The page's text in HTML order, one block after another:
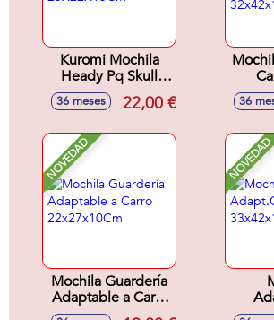
Kuromi Mochila
Heady Pq Skull
25X22X15Cm
36 meses 22,00 € 36
NOVEDAD
Mochila Guardería
Adaptable a Carro
22x27x10Cm
NOVEDAD